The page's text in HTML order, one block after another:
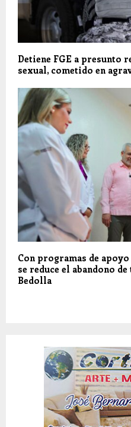
Detiene FGE a presunto
sexual, cometido en
Con programas de
se reduce el abandono
Bedolla